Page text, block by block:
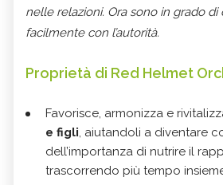
nelle relazioni. Ora sono in grado
facilmente con l’autorità.
Proprietà di Red Helmet
Favorisce, armonizza e
e figli, aiutandoli a diventare
dell’importanza di nutrire il
trascorrendo più tempo